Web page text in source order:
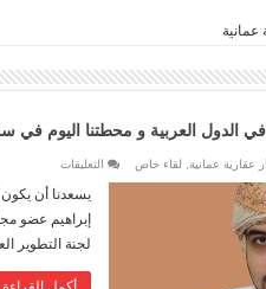
عمانية
الدول العربية و محطتنا اليوم في
عقارية عمانية لقاء خاص التعليقات
عين
على
الاستثمار
العقاري”
في
الدول
و
يسعدنا أن
إبراهيم عضو
لجنة التطوير